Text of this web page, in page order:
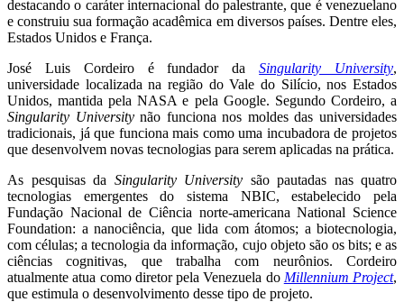
destacando o caráter internacional do palestrante, que é venezuelano
e construiu sua formação acadêmica em diversos países. Dentre eles,
Estados Unidos e França.
José Luis Cordeiro é fundador daSingularity University,
universidade localizada na região do Vale do Silício, nos Estados
Unidos, mantida pela NASA e pela Google. Segundo Cordeiro, a
Singularity Universitynão funciona nos moldes das universidades
tradicionais, já que funciona mais como uma incubadora de projetos
que desenvolvem novas tecnologias para serem aplicadas na prática.
As pesquisas da Singularity University são pautadas nas quatro
tecnologias emergentes do sistema NBIC, estabelecido pela
Fundação Nacional de Ciência norte-americana National Science
Foundation: a nanociência, que lida com átomos; a biotecnologia,
com células; a tecnologia da informação, cujo objeto são os bits; e as
ciências cognitivas, que trabalha com neurônios. Cordeiro
atualmente atua como diretor pela Venezuela do Millennium Project,
que estimula o desenvolvimento desse tipo de projeto.